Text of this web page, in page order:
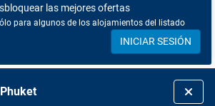
las mejores ofertas
para algunos de los alojamientos del listado
INICIAR SESIÓN